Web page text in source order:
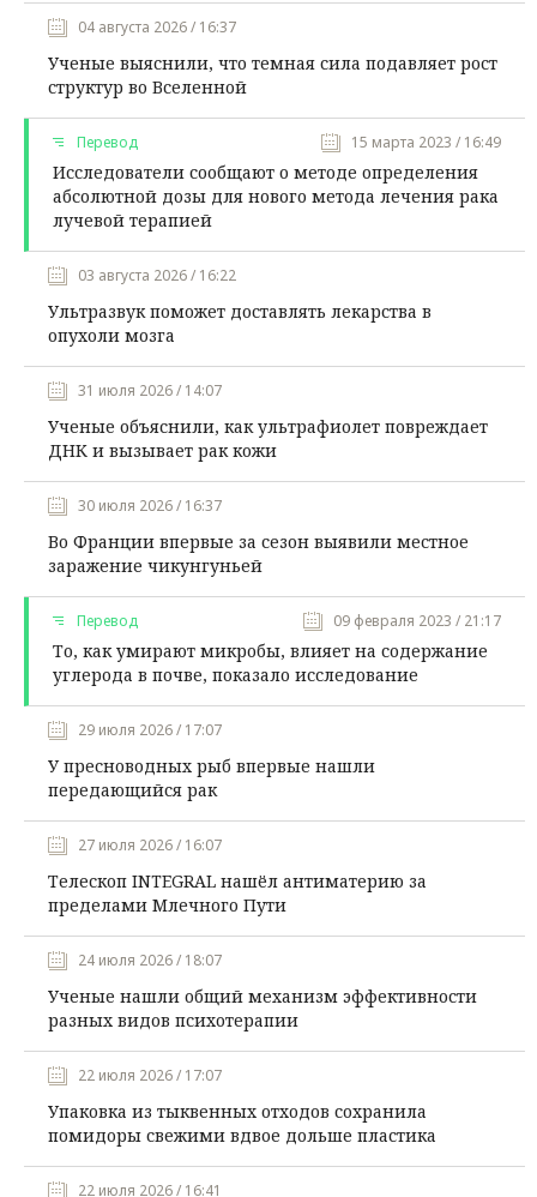
04 августа 2026 / 16:37
Ученые выяснили, что темная сила подавляет рост
структур во Вселенной
Перевод 15 марта 2023 / 16:49
Исследователи сообщают о методе определения
абсолютной дозы для нового метода лечения рака
лучевой терапией
03 августа 2026 / 16:22
Ультразвук поможет доставлять лекарства в
опухоли мозга
31 июля 2026 / 14:07
Ученые объяснили, как ультрафиолет повреждает
ДНК и вызывает рак кожи
30 июля 2026 / 16:37
Во Франции впервые за сезон выявили местное
заражение чикунгуньей
Перевод 09 февраля 2023 / 21:17
То, как умирают микробы, влияет на содержание
углерода в почве, показало исследование
29 июля 2026 / 17:07
У пресноводных рыб впервые нашли
передающийся рак
27 июля 2026 / 16:07
Телескоп INTEGRAL нашёл антиматерию за
пределами Млечного Пути
24 июля 2026 / 18:07
Ученые нашли общий механизм эффективности
разных видов психотерапии
22 июля 2026 / 17:07
Упаковка из тыквенных отходов сохранила
помидоры свежими вдвое дольше пластика
22 июля 2026 / 16:41